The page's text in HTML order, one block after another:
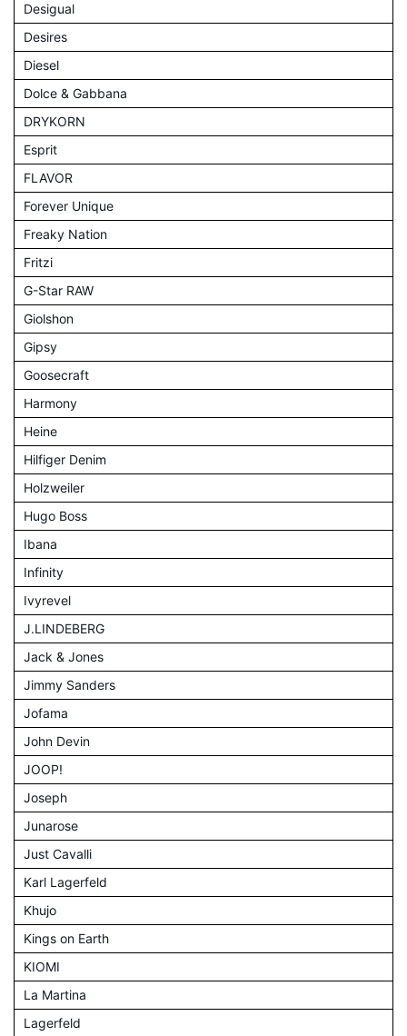
Desigual
Desires
Diesel
Dolce & Gabbana
DRYKORN
Esprit
FLAVOR
Forever Unique
Freaky Nation
Fritzi
G-Star RAW
Giolshon
Gipsy
Goosecraft
Harmony
Heine
Hilfiger Denim
Holzweiler
Hugo Boss
Ibana
Infinity
Ivyrevel
J.LINDEBERG
Jack & Jones
Jimmy Sanders
Jofama
John Devin
JOOP!
Joseph
Junarose
Just Cavalli
Karl Lagerfeld
Khujo
Kings on Earth
KIOMI
La Martina
Lagerfeld